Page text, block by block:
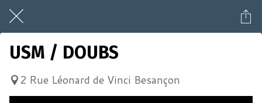
USM / DOUBS
2 Rue Léonard de Vinci Besançon